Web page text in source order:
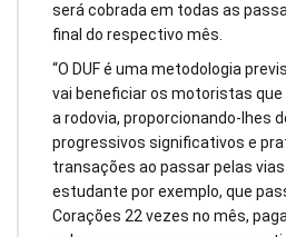
será cobrada em todas as
final do respectivo mês.
“O DUF é uma metodologia
vai beneficiar os motoristas
a rodovia, proporcionando-lhes
progressivos significativos e
transações ao passar pelas
estudante por exemplo, que
Corações 22 vezes no mês,